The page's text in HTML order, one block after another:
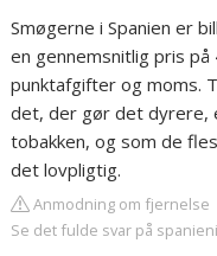
Smøgerne i Spanien er
en gennemsnitlig pris på
punktafgifter og moms.
det, der gør det dyrere,
tobakken, og som de
det lovpligtig.
Anmodning om fjernelse
Se det fulde svar på